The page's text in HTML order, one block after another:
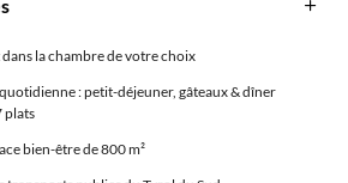
la chambre de votre choix
: petit-déjeuner, gâteaux & dîner
plats
bien-être de 800 m²